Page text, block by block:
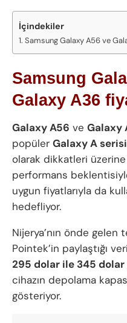
İçindekiler
Samsung Galaxy A56 ve
Samsung
Galaxy A36
Galaxy A56 ve Galaxy
popüler Galaxy A serisi
olarak dikkatleri
performans
uygun fiyatlarıyla da
hedefliyor.
Nijerya’nın önde
Pointek’in paylaştığı
295 dolar ile 345 dolar
cihazın depolama
gösteriyor.